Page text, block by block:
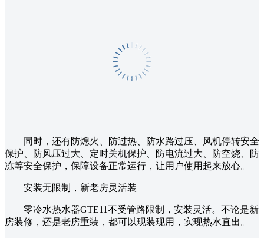
同时，还有防熄火、防过热、防水路过压、风机停转安全
保护、防风压过大、定时关机保护、防电流过大、防空烧、防
冻等安全保护，保障设备正常运行，让用户使用起来放心。
安装无限制，新老房灵活装
零冷水热水器GTE11不受管路限制，安装灵活。不论是新
房装修，还是老房重装，都可以现装现用，实现热水直出。